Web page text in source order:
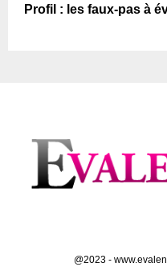
Profil : les faux-pas à
@2023 -